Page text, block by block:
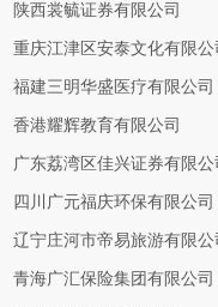
陕西裳毓证券有限公司
重庆江津区安泰文化有限公
福建三明华盛医疗有限公司
香港耀辉教育有限公司
广东荔湾区佳兴证券有限公
四川广元福庆环保有限公司
辽宁庄河市帝易旅游有限公
青海广汇保险集团有限公司